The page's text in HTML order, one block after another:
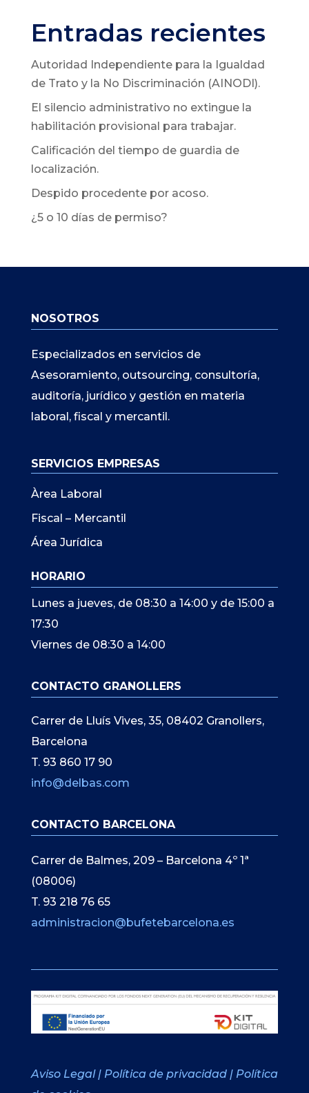
Entradas recientes
Autoridad Independiente para la Igualdad
de Trato y la No Discriminación (AINODI).
El silencio administrativo no extingue la
habilitación provisional para trabajar.
Calificación del tiempo de guardia de
localización.
Despido procedente por acoso.
¿5 o 10 días de permiso?
NOSOTROS
Especializados en servicios de
Asesoramiento, outsourcing, consultoría,
auditoría, jurídico y gestión en materia
laboral, fiscal y mercantil.
SERVICIOS EMPRESAS
Àrea Laboral
Fiscal – Mercantil
Área Jurídica
HORARIO
Lunes a jueves, de 08:30 a 14:00 y de 15:00 a
17:30
Viernes de 08:30 a 14:00
CONTACTO GRANOLLERS
Carrer de Lluís Vives, 35, 08402 Granollers,
Barcelona
T. 93 860 17 90
info@delbas.com
CONTACTO BARCELONA
Carrer de Balmes, 209 – Barcelona 4º 1ª
(08006)
T. 93 218 76 65
administracion@bufetebarcelona.es
Aviso Legal | Política de privacidad | Política